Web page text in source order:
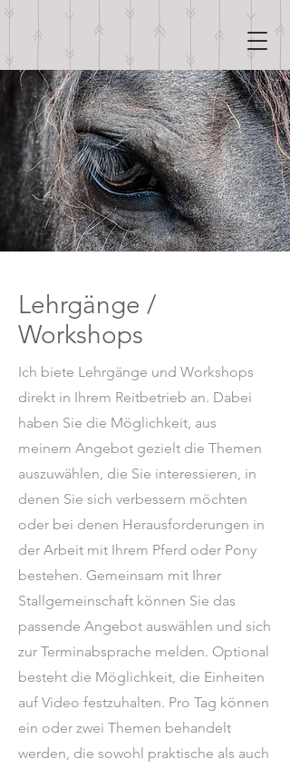
Lehrgänge /
Workshops
Ich biete Lehrgänge und Workshops
direkt in Ihrem Reitbetrieb an. Dabei
haben Sie die Möglichkeit, aus
meinem Angebot gezielt die Themen
auszuwählen, die Sie interessieren, in
denen Sie sich verbessern möchten
oder bei denen Herausforderungen in
der Arbeit mit Ihrem Pferd oder Pony
bestehen. Gemeinsam mit Ihrer
Stallgemeinschaft können Sie das
passende Angebot auswählen und sich
zur Terminabsprache melden. Optional
besteht die Möglichkeit, die Einheiten
auf Video festzuhalten. Pro Tag können
ein oder zwei Themen behandelt
werden, die sowohl praktische als auch